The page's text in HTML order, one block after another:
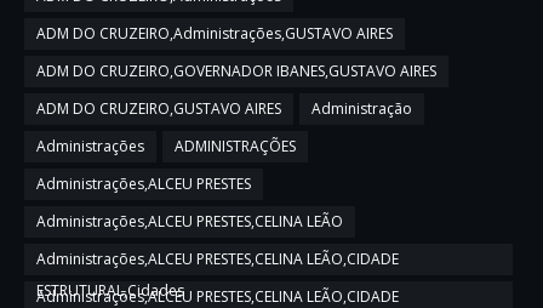
ADM DO CRUZEIRO,Administrações,GUSTAVO AIRES
ADM DO CRUZEIRO,GOVERNADOR IBANES,GUSTAVO AIRES
ADM DO CRUZEIRO,GUSTAVO AIRES
Administração
Administrações
ADMINISTRAÇÕES
Administrações,ALCEU PRESTES
Administrações,ALCEU PRESTES,CELINA LEÃO
Administrações,ALCEU PRESTES,CELINA LEÃO,CIDADE
ESTRUTURAL,Cidades
Administrações,ALCEU PRESTES,CELINA LEÃO,CIDADE